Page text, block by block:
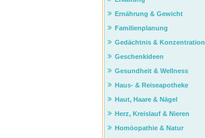
Ernährung & Gewicht
Familienplanung
Gedächtnis & Konzentration
Geschenkideen
Gesundheit & Wellness
Haus- & Reiseapotheke
Haut, Haare & Nägel
Herz, Kreislauf & Nieren
Homöopathie & Natur